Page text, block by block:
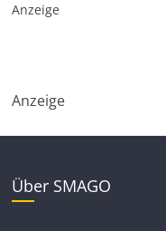
Anzeige
Anzeige
Über SMAGO